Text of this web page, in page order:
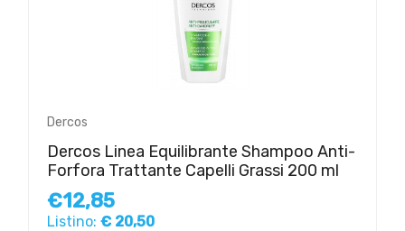
Dercos
Dercos Linea Equilibrante Shampoo Anti-
Forfora Trattante Capelli Grassi 200 ml
€12,85
Listino: € 20,50